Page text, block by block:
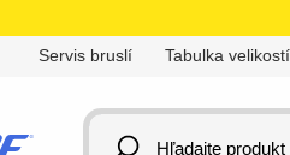
Servis bruslí Tabulka velikostí